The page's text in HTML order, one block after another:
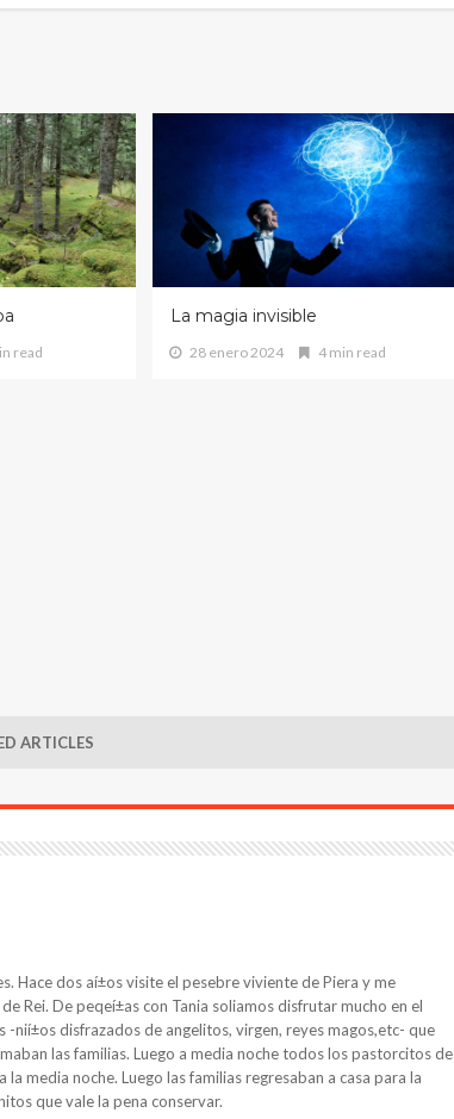
read
La magia invisible
28 enero 2024 4 min read
ARTICLES
Hace dos aí±os visite el pesebre viviente de Piera y me
Rei. De peqeí±as con Tania soliamos disfrutar mucho en el
nií±os disfrazados de angelitos, virgen, reyes magos,etc- que
las familias. Luego a media noche todos los pastorcitos de
media noche. Luego las familias regresaban a casa para la
que vale la pena conservar.